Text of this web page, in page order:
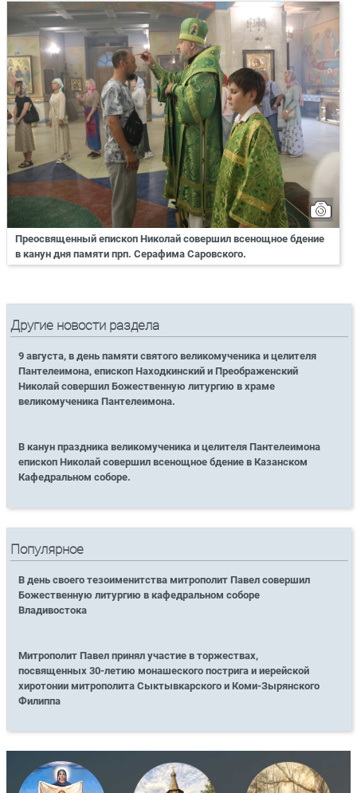
Преосвященный епископ Николай совершил всенощное бдение
в канун дня памяти прп. Серафима Саровского.
Другие новости раздела
9 августа, в день памяти святого великомученика и целителя
Пантелеимона, епископ Находкинский и Преображенский
Николай совершил Божественную литургию в храме
великомученика Пантелеимона.
В канун праздника великомученика и целителя Пантелеимона
епископ Николай совершил всенощное бдение в Казанском
Кафедральном соборе.
Популярное
В день своего тезоименитства митрополит Павел совершил
Божественную литургию в кафедральном соборе
Владивостока
Митрополит Павел принял участие в торжествах,
посвященных 30-летию монашеского пострига и иерейской
хиротонии митрополита Сыктывкарского и Коми-Зырянского
Филиппа